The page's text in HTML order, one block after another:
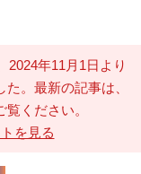
2024年11月1日より
。最新の記事は、
ください。
を見る